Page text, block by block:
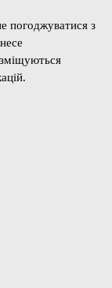
погоджуватися з